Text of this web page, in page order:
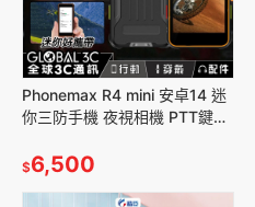
Phonemax R4 mini 安卓14 迷
你三防手機 夜視相機 PTT鍵
$6,500